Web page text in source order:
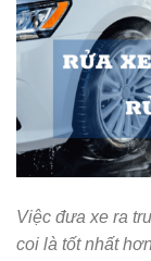
Việc đưa xe ra
coi là tốt nhất